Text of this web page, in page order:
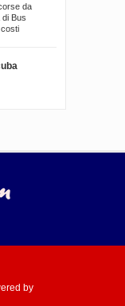
da
Bus
by